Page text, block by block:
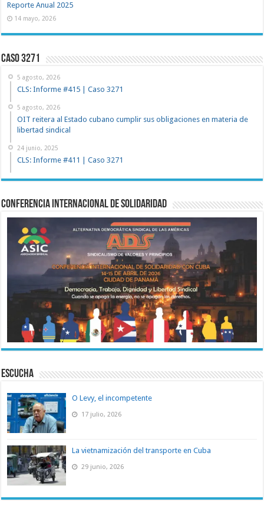
Reporte Anual 2025
14 mayo, 2026
Caso 3271
5 agosto, 2026
CLS: Informe #415 | Caso 3271
5 agosto, 2026
OIT reitera al Estado cubano cumplir sus obligaciones en materia de
libertad sindical
24 junio, 2025
CLS: Informe #411 | Caso 3271
Conferencia Internacional de Solidaridad
ESCUCHA
O Levy, el incompetente
17 julio, 2026
La vietnamización del transporte en Cuba
29 junio, 2026